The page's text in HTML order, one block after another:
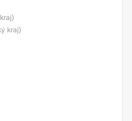
kraj)